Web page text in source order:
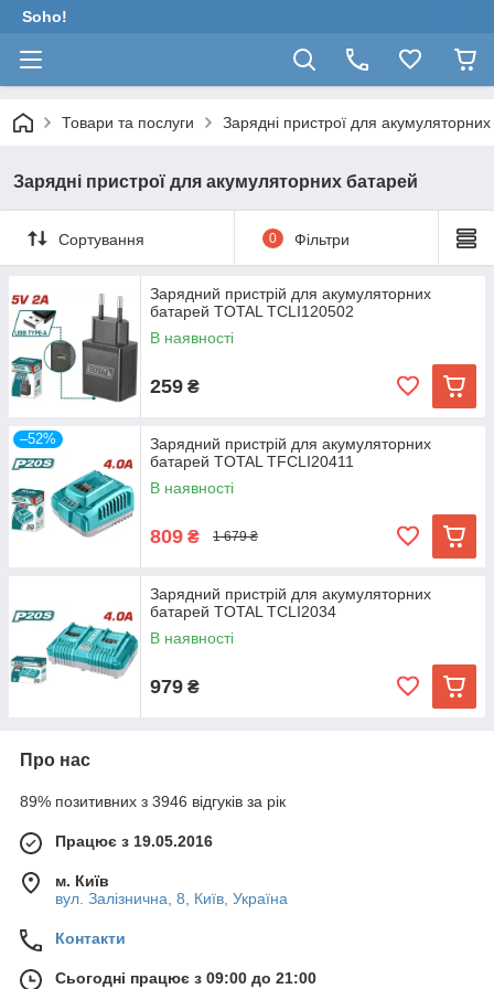
Soho!
Товари та послуги Зарядні пристрої для
Зарядні пристрої для акумуляторних батарей
Сортування 0 Фільтри
Зарядний пристрій для акумуляторних
батарей TOTAL TCLI120502
В наявності
259 ₴
–52%
Зарядний пристрій для акумуляторних
батарей TOTAL TFCLI20411
В наявності
809 ₴ 1 679 ₴
Зарядний пристрій для акумуляторних
батарей TOTAL TCLI2034
В наявності
979 ₴
Про нас
89% позитивних з 3946 відгуків за рік
Працює з 19.05.2016
м. Київ
вул. Залізнична, 8, Київ, Україна
Контакти
Сьогодні працює з 09:00 до 21:00